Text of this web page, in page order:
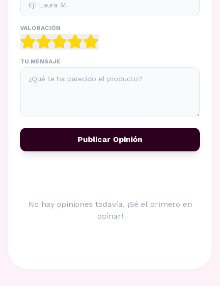
VALORACIÓN
TU MENSAJE
Publicar Opinión
No hay opiniones todavía. ¡Sé el primero en
opinar!